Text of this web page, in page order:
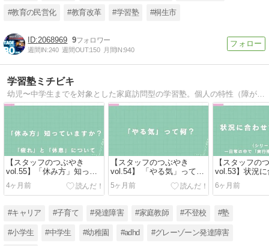
#教育の民営化 #教育改革 #学習塾 #桐生市
2068969 9
週間IN:240 週間OUT:150 月間IN:940
学習塾ミチビキ
【スタッフのつぶやき
vol.55】「休み方」知って
いますか？ー「疲れ」と
「休息」についてー
4ヶ月前
【スタッフのつぶやき
vol.54】 「やる気」って
5ヶ月前
【スタッフの
vol.53】状況
動する ー〈シ
の中で「実行
⑧ー
6ヶ月前
#キャリア #子育て #発達障害 #家庭教師 #不登校 #塾
#小学生 #中学生 #幼稚園 #adhd #グレーゾーン発達障害